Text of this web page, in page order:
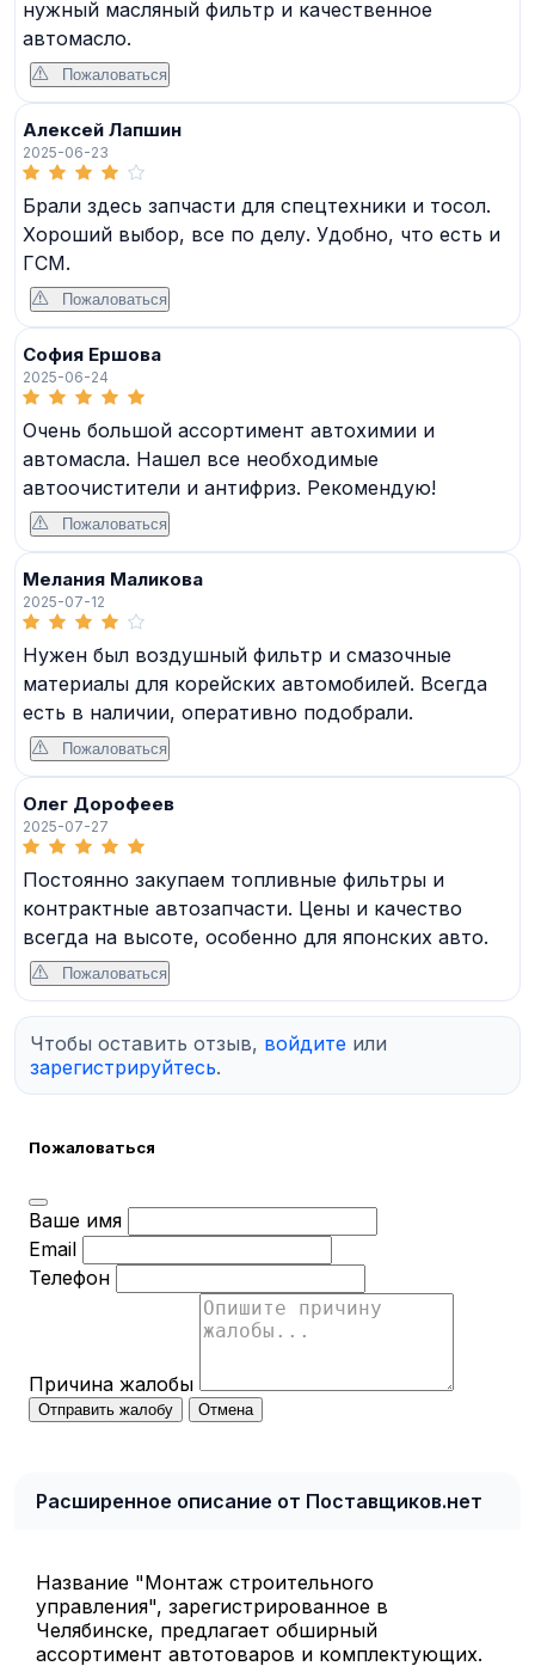
нужный масляный фильтр и качественное
автомасло.
Пожаловаться
Алексей Лапшин
2025-06-23
Брали здесь запчасти для спецтехники и тосол.
Хороший выбор, все по делу. Удобно, что есть и
ГСМ.
Пожаловаться
София Ершова
2025-06-24
Очень большой ассортимент автохимии и
автомасла. Нашел все необходимые
автоочистители и антифриз. Рекомендую!
Пожаловаться
Мелания Маликова
2025-07-12
Нужен был воздушный фильтр и смазочные
материалы для корейских автомобилей. Всегда
есть в наличии, оперативно подобрали.
Пожаловаться
Олег Дорофеев
2025-07-27
Постоянно закупаем топливные фильтры и
контрактные автозапчасти. Цены и качество
всегда на высоте, особенно для японских авто.
Пожаловаться
Чтобы оставить отзыв, войдите или
зарегистрируйтесь.
Пожаловаться
Ваше имя
Email
Телефон
Причина жалобы
Отправить жалобу Отмена
Расширенное описание от Поставщиков.нет
Название "Монтаж строительного
управления", зарегистрированное в
Челябинске, предлагает обширный
ассортимент автотоваров и комплектующих.